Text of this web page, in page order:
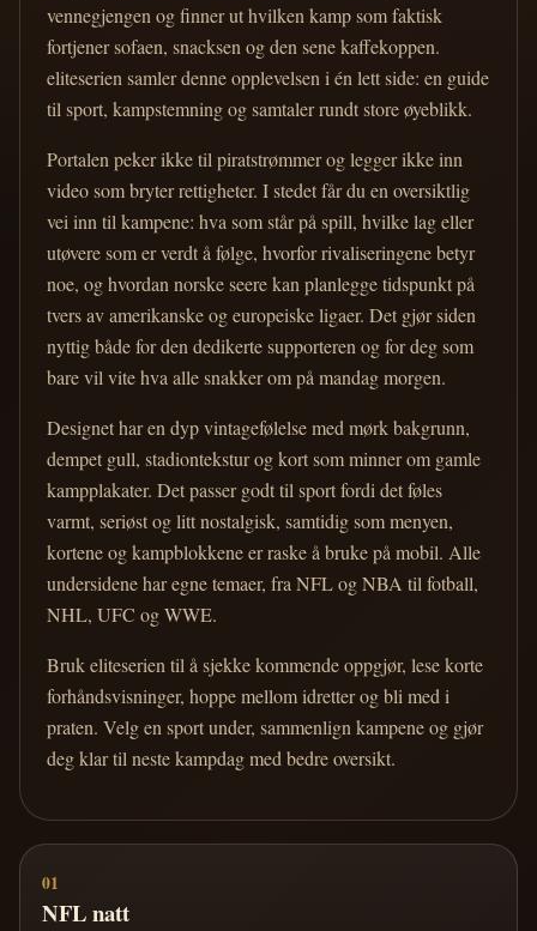
vennegjengen og finner ut hvilken kamp som faktisk
fortjener sofaen, snacksen og den sene kaffekoppen.
eliteserien samler denne opplevelsen i én lett side: en guide
til sport, kampstemning og samtaler rundt store øyeblikk.
Portalen peker ikke til piratstrømmer og legger ikke inn
video som bryter rettigheter. I stedet får du en oversiktlig
vei inn til kampene: hva som står på spill, hvilke lag eller
utøvere som er verdt å følge, hvorfor rivaliseringene betyr
noe, og hvordan norske seere kan planlegge tidspunkt på
tvers av amerikanske og europeiske ligaer. Det gjør siden
nyttig både for den dedikerte supporteren og for deg som
bare vil vite hva alle snakker om på mandag morgen.
Designet har en dyp vintagefølelse med mørk bakgrunn,
dempet gull, stadiontekstur og kort som minner om gamle
kampplakater. Det passer godt til sport fordi det føles
varmt, seriøst og litt nostalgisk, samtidig som menyen,
kortene og kampblokkene er raske å bruke på mobil. Alle
undersidene har egne temaer, fra NFL og NBA til fotball,
NHL, UFC og WWE.
Bruk eliteserien til å sjekke kommende oppgjør, lese korte
forhåndsvisninger, hoppe mellom idretter og bli med i
praten. Velg en sport under, sammenlign kampene og gjør
deg klar til neste kampdag med bedre oversikt.
01
NFL natt